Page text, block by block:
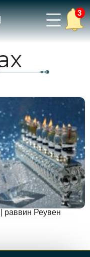
3
раввин Реувен